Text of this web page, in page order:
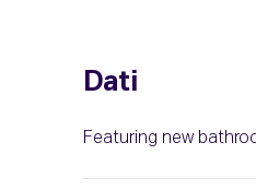
Dati
Featuring new